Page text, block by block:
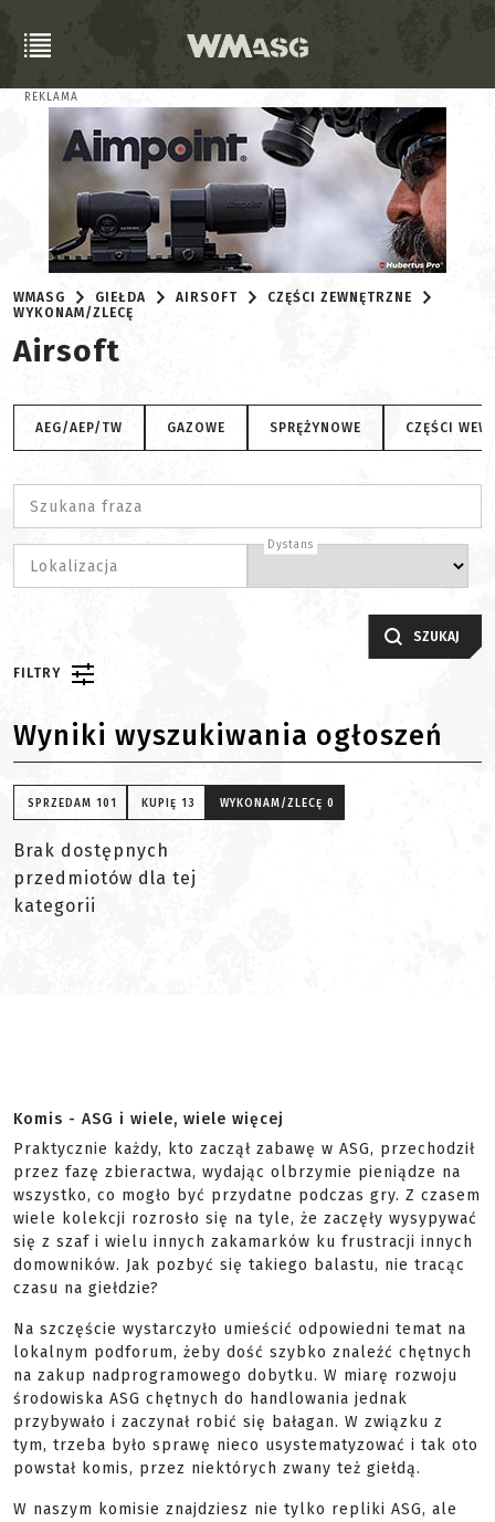
REKLAMA
WMASG GIEŁDA AIRSOFT
CZĘŚCI ZEWNĘTRZNE
WYKONAM/ZLECĘ
Airsoft
AEG/AEP/TW GAZOWE SPRĘŻYNOWE CZĘŚCI
Szukana fraza
Lokalizacja
Dystans
SZUKAJ
FILTRY
Wyniki wyszukiwania ogłoszeń
SPRZEDAM 101 KUPIĘ 13 WYKONAM/ZLECĘ 0
Brak dostępnych
przedmiotów dla tej
kategorii
Komis - ASG i wiele, wiele więcej
Praktycznie każdy, kto zaczął zabawę w ASG, przechodził
przez fazę zbieractwa, wydając olbrzymie pieniądze na
wszystko, co mogło być przydatne podczas gry. Z czasem
wiele kolekcji rozrosło się na tyle, że zaczęły wysypywać
się z szaf i wielu innych zakamarków ku frustracji innych
domowników. Jak pozbyć się takiego balastu, nie tracąc
czasu na giełdzie?
Na szczęście wystarczyło umieścić odpowiedni temat na
lokalnym podforum, żeby dość szybko znaleźć chętnych
na zakup nadprogramowego dobytku. W miarę rozwoju
środowiska ASG chętnych do handlowania jednak
przybywało i zaczynał robić się bałagan. W związku z
tym, trzeba było sprawę nieco usystematyzować i tak oto
powstał komis, przez niektórych zwany też giełdą.
W naszym komisie znajdziesz nie tylko repliki ASG, ale